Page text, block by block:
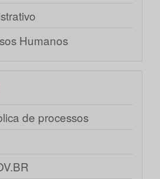
Humanos
de processos